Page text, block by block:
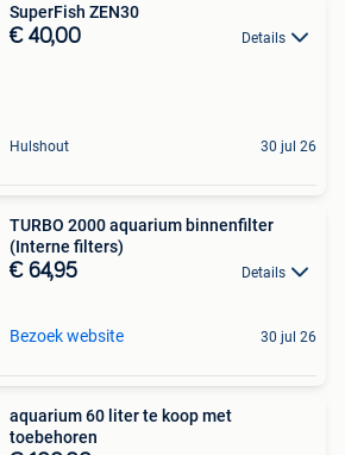
SuperFish ZEN30
€ 40,00 Details
Hulshout 30 jul 26
TURBO 2000 aquarium binnenfilter
(Interne filters)
€ 64,95 Details
Bezoek website 30 jul 26
aquarium 60 liter te koop met
toebehoren